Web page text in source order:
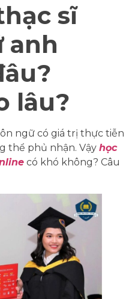
sĩ
anh
lâu?
ngữ có giá trị thực tiễn
thể phủ nhận. Vậy học
có khó không? Câu